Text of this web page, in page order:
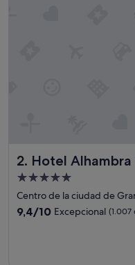
i
n
.
"
2. Hotel Alhambra
Hotel Alhambra Palace
Alojamiento
de
5.0 estrellas
Centro de la ciudad de
9.4
9,4/10 Excepcional (1.007